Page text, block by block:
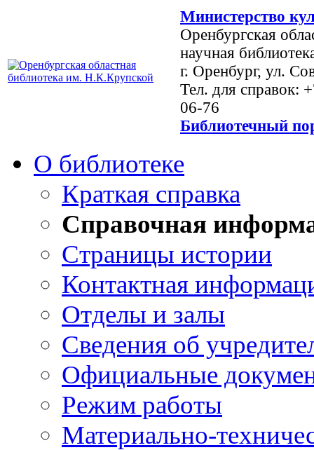
Министерство
Оренбургская
научная
г. Оренбург, ул.
Тел. для справок:
06-76
Библиотечный
О библиотеке
Краткая справка
Справочная
Страницы истории
Контактная
Отделы и залы
Сведения об
Официальные
Режим работы
Материально-